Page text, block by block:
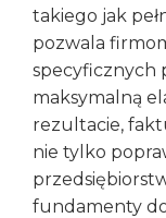
takiego jak
pozwala
specyficznych
maksymalną
rezultacie,
nie tylko
fundamenty